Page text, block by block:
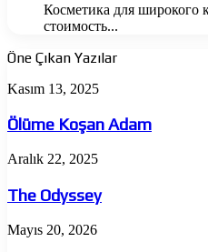
Косметика для широкого
стоимость...
Öne Çıkan Yazılar
Ölüme
Adam
Kasım 13, 2025
Ölüme Koşan Adam
The
Aralık 22, 2025
The Odyssey
Almina
Mayıs 20, 2026